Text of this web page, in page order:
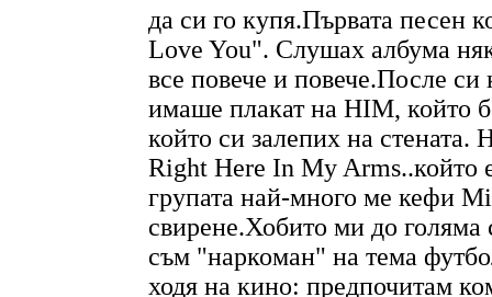
да си го купя.Първата песен
Love You". Слушах албума
все повече и повече.После
имаше плакат на HIM, който
който си залепих на стената.
Right Here In My Arms..който
групата най-много ме кефи
свирене.Хобито ми до голяма
съм "наркоман" на тема
ходя на кино: предпочитам